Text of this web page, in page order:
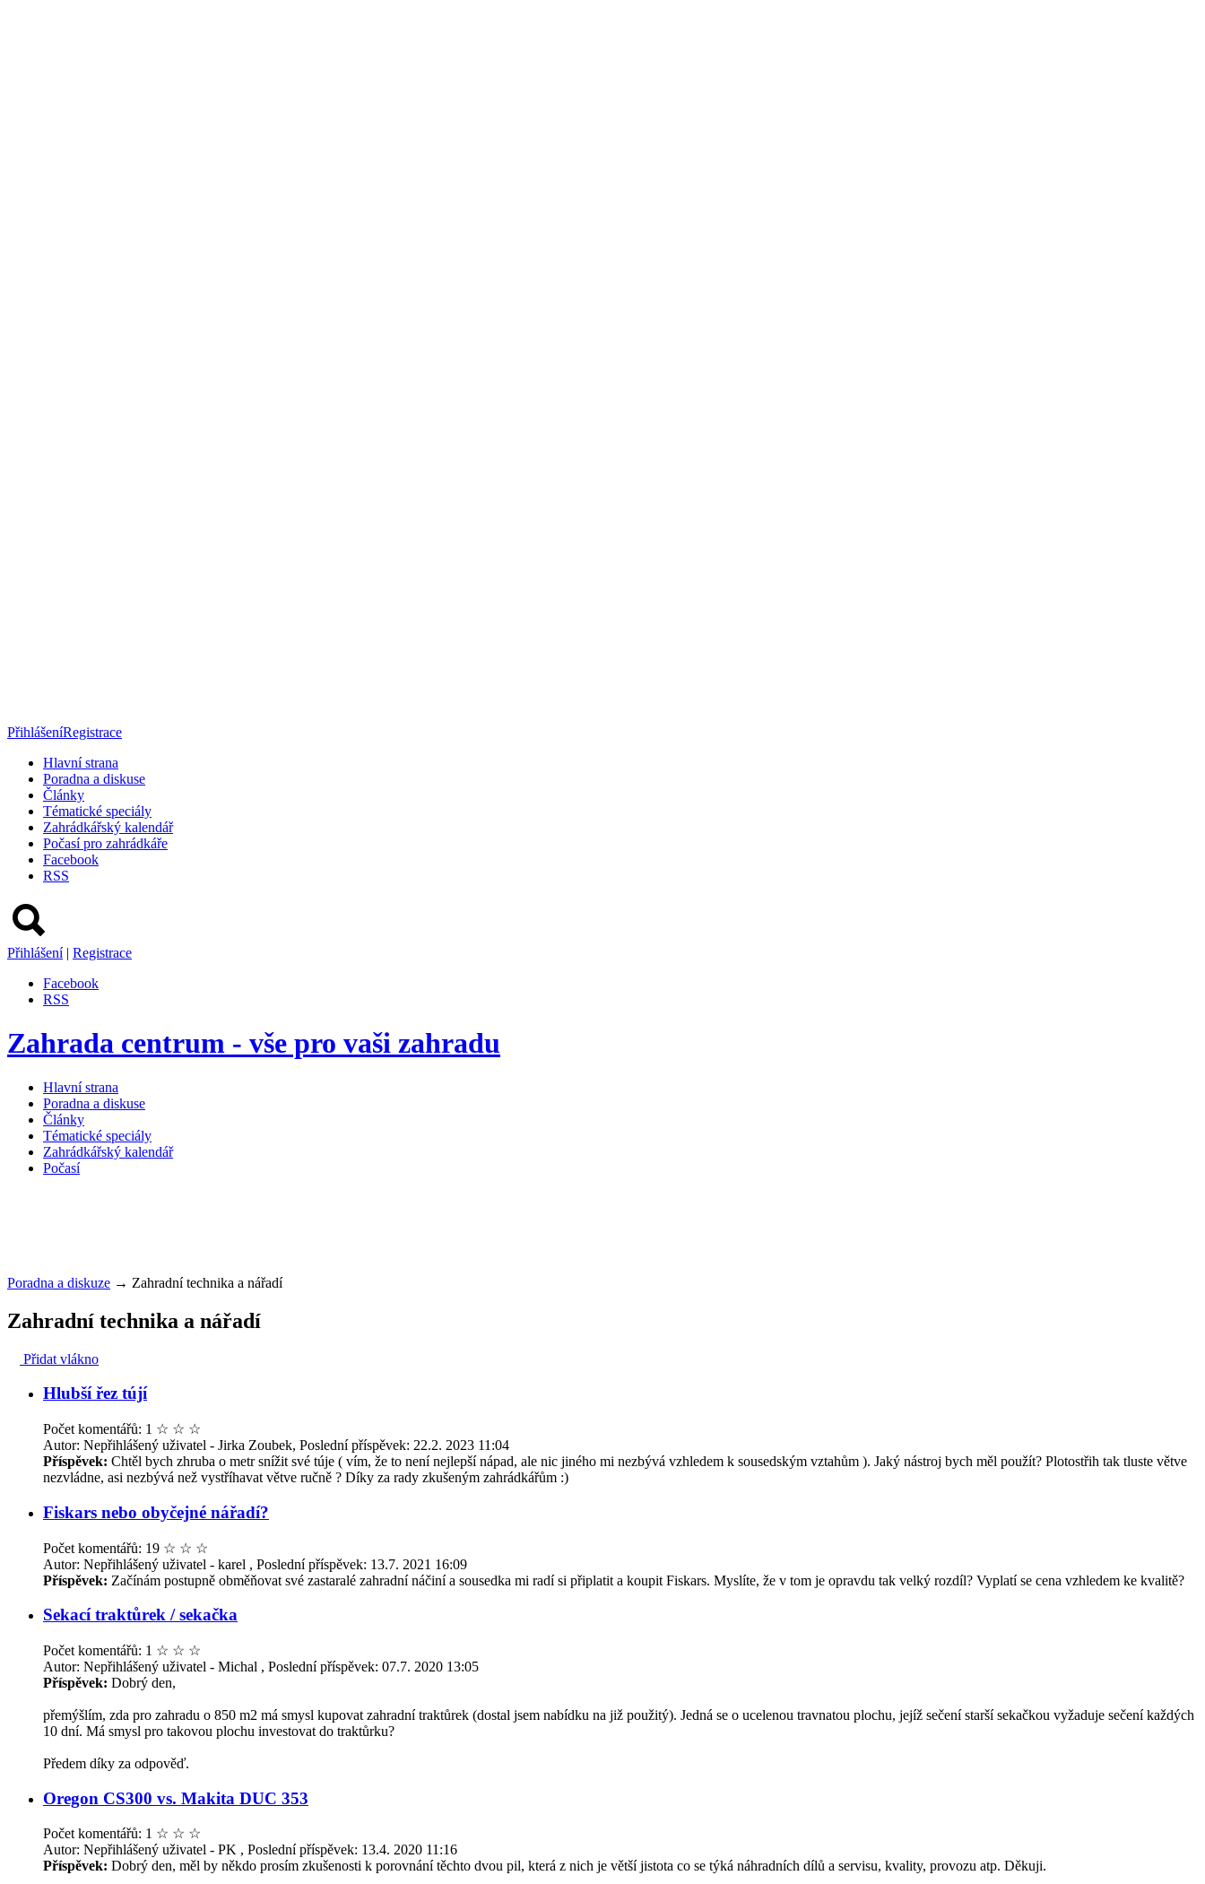
PřihlášeníRegistrace
Hlavní strana
Poradna a diskuse
Články
Tématické speciály
Zahrádkářský kalendář
Počasí pro zahrádkáře
Facebook
RSS
Přihlášení | Registrace
Facebook
RSS
Zahrada centrum - vše pro vaši zahradu
Hlavní strana
Poradna a diskuse
Články
Tématické speciály
Zahrádkářský kalendář
Počasí
Poradna a diskuze → Zahradní technika a nářadí
Zahradní technika a nářadí
Přidat vlákno
Hlubší řez tújí
Počet komentářů: 1 ☆ ☆ ☆
Autor: Nepřihlášený uživatel - Jirka Zoubek, Poslední příspěvek: 22.2. 2023 11:04
Příspěvek: Chtěl bych zhruba o metr snížit své túje ( vím, že to není nejlepší nápad, ale nic jiného mi nezbývá vzhledem k sousedským vztahům ). Jaký nástroj bych měl použít? Plotostřih tak tluste větve
nezvládne, asi nezbývá než vystříhavat větve ručně ? Díky za rady zkušeným zahrádkářům :)
Fiskars nebo obyčejné nářadí?
Počet komentářů: 19 ☆ ☆ ☆
Autor: Nepřihlášený uživatel - karel , Poslední příspěvek: 13.7. 2021 16:09
Příspěvek: Začínám postupně obměňovat své zastaralé zahradní náčiní a sousedka mi radí si připlatit a koupit Fiskars. Myslíte, že v tom je opravdu tak velký rozdíl? Vyplatí se cena vzhledem ke kvalitě?
Sekací traktůrek / sekačka
Počet komentářů: 1 ☆ ☆ ☆
Autor: Nepřihlášený uživatel - Michal , Poslední příspěvek: 07.7. 2020 13:05
Příspěvek: Dobrý den,
přemýšlím, zda pro zahradu o 850 m2 má smysl kupovat zahradní traktůrek (dostal jsem nabídku na již použitý). Jedná se o ucelenou travnatou plochu, jejíž sečení starší sekačkou vyžaduje sečení každých
10 dní. Má smysl pro takovou plochu investovat do traktůrku?
Předem díky za odpověď.
Oregon CS300 vs. Makita DUC 353
Počet komentářů: 1 ☆ ☆ ☆
Autor: Nepřihlášený uživatel - PK , Poslední příspěvek: 13.4. 2020 11:16
Příspěvek: Dobrý den, měl by někdo prosím zkušenosti k porovnání těchto dvou pil, která z nich je větší jistota co se týká náhradních dílů a servisu, kvality, provozu atp. Děkuji.